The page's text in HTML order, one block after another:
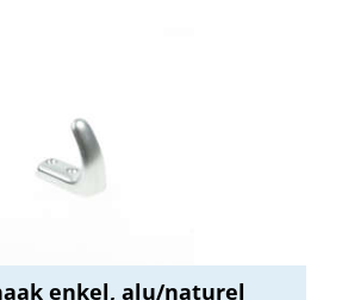
enkel, alu/naturel